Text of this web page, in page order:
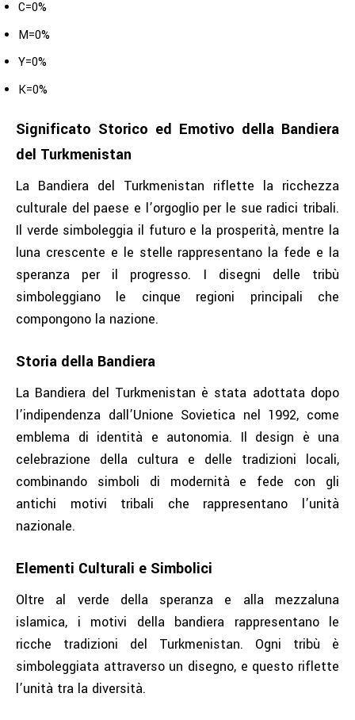
C=0%
M=0%
Y=0%
K=0%
Significato Storico ed Emotivo della Bandiera
del Turkmenistan
La Bandiera del Turkmenistan riflette la ricchezza
culturale del paese e l’orgoglio per le sue radici tribali.
Il verde simboleggia il futuro e la prosperità, mentre la
luna crescente e le stelle rappresentano la fede e la
speranza per il progresso. I disegni delle tribù
simboleggiano le cinque regioni principali che
compongono la nazione.
Storia della Bandiera
La Bandiera del Turkmenistan è stata adottata dopo
l’indipendenza dall’Unione Sovietica nel 1992, come
emblema di identità e autonomia. Il design è una
celebrazione della cultura e delle tradizioni locali,
combinando simboli di modernità e fede con gli
antichi motivi tribali che rappresentano l’unità
nazionale.
Elementi Culturali e Simbolici
Oltre al verde della speranza e alla mezzaluna
islamica, i motivi della bandiera rappresentano le
ricche tradizioni del Turkmenistan. Ogni tribù è
simboleggiata attraverso un disegno, e questo riflette
l’unità tra la diversità.